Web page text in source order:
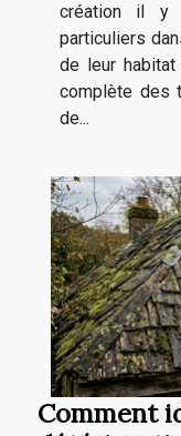
création il y
particuliers
de leur
complète des
de...
Comment